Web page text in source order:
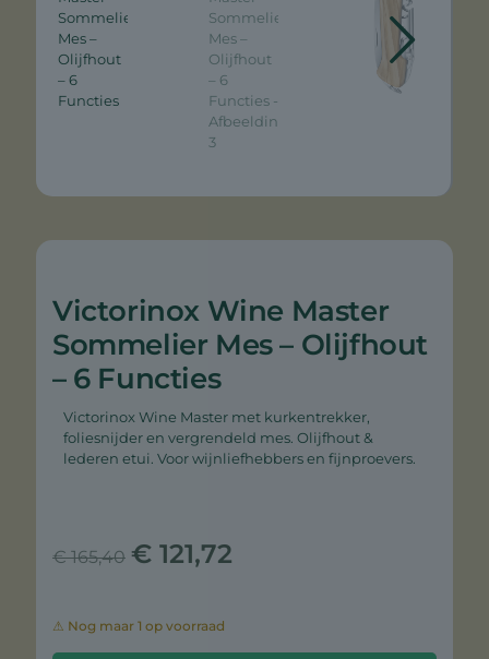
Victorinox Wine Master
Sommelier Mes – Olijfhout
– 6 Functies
Victorinox Wine Master met kurkentrekker,
foliesnijder en vergrendeld mes. Olijfhout &
lederen etui. Voor wijnliefhebbers en fijnproevers.
€165,40
Oorspronkelijke
€ 165,40.
€ 121,72
Huidige
€ 121,72.1 op voorraad